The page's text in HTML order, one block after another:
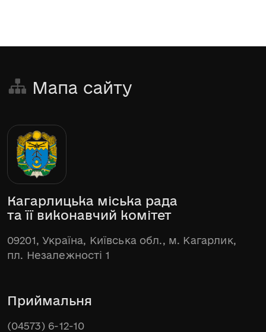
Мапа сайту
Кагарлицька міська рада
та її виконавчий комітет
09201, Україна, Київська обл., м. Кагарлик,
пл. Незалежності 1
Приймальня
(04573) 6-12-10